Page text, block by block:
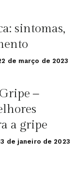
sintomas,
de março de 2023
–
a gripe
de janeiro de 2023